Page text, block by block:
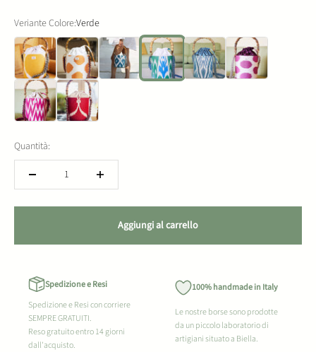
Veriante Colore:Verde
Yellow
Arancio Azzurro Verde Verde acquaLilla
Fuxia Rosso
Quantità:
Aggiungi al carrello
Spedizione e Resi
Spedizione e Resi con corriere
SEMPRE GRATUITI.
Reso gratuito entro 14 giorni
dall'acquisto.
100% handmade in Italy
Le nostre borse sono prodotte
da un piccolo laboratorio di
artigiani situato a Biella.